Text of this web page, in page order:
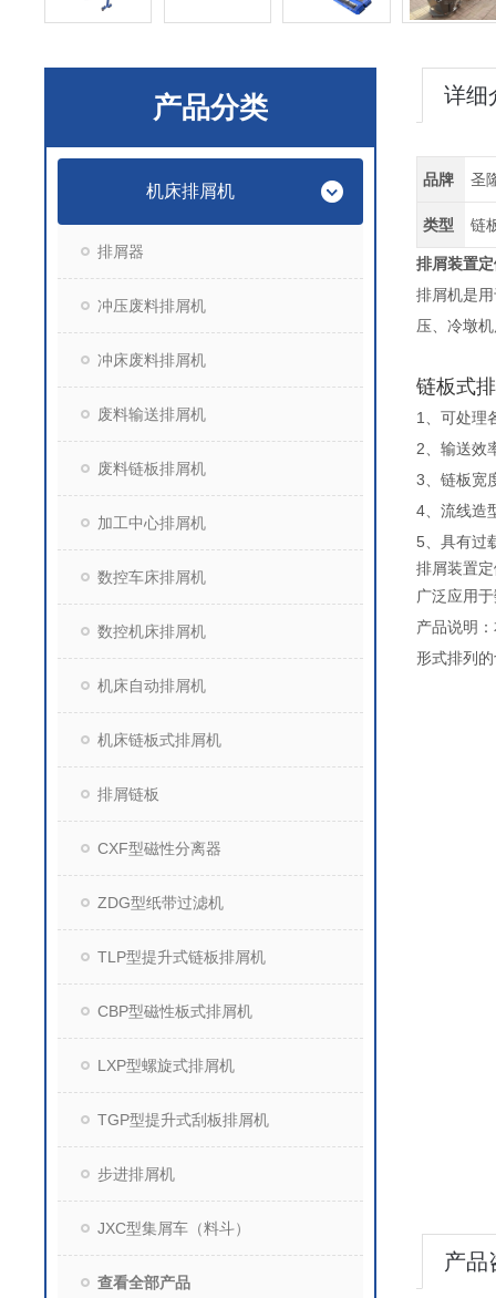
产品分类
机床排屑机
排屑器
冲压废料排屑机
冲床废料排屑机
废料输送排屑机
废料链板排屑机
加工中心排屑机
数控车床排屑机
数控机床排屑机
机床自动排屑机
机床链板式排屑机
排屑链板
CXF型磁性分离器
ZDG型纸带过滤机
TLP型提升式链板排屑机
CBP型磁性板式排屑机
LXP型螺旋式排屑机
TGP型提升式刮板排屑机
步进排屑机
JXC型集屑车（料斗）
查看全部产品
详细
品牌 圣
类型 链
排屑装置
排屑机是
压、冷墩
链板式
1、可处理
2、输送效
3、链板宽
4、流线造
5、具有过
排屑装置
广泛应用
产品说明
形式排列
产品